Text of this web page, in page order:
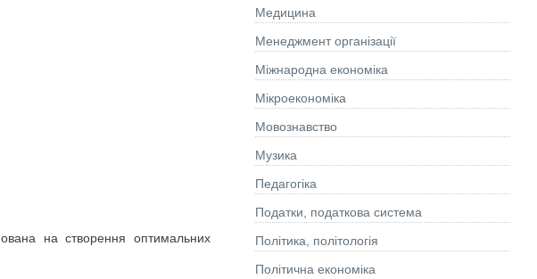
на створення оптимальних
Медицина
Менеджмент організації
Міжнародна економіка
Мікроекономіка
Мовознавство
Музика
Педагогіка
Податки, податкова система
Політика, політологія
Політична економіка